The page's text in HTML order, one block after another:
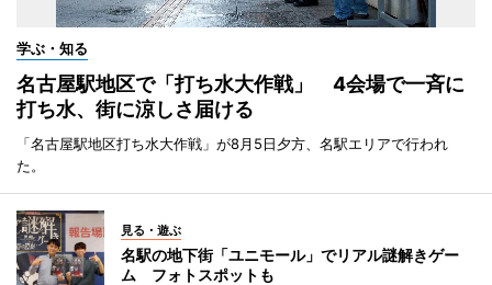
学ぶ・知る
名古屋駅地区で「打ち水大作戦」 4会場で一斉に
打ち水、街に涼しさ届ける
「名古屋駅地区打ち水大作戦」が8月5日夕方、名駅エリアで行われ
た。
見る・遊ぶ
名駅の地下街「ユニモール」でリアル謎解きゲー
ム フォトスポットも